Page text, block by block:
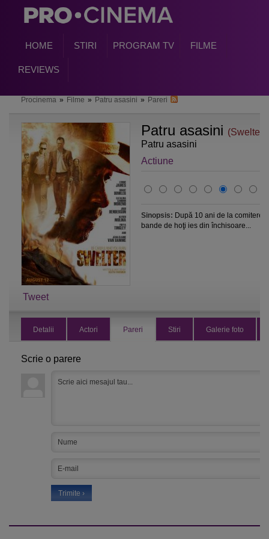
HOME STIRI PROGRAM TV FILME
REVIEWS
Procinema » Filme » Patru asasini » Pareri
Tweet
Patru asasini (Swelter)
Patru asasini
Actiune
Sinopsis: După 10 ani de la
bande de hoţi ies din închisoare...
Detalii Actori Pareri Stiri Galerie foto
Scrie o parere